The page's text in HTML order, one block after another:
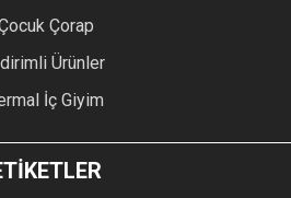
Çorap
Ürünler
İç Giyim